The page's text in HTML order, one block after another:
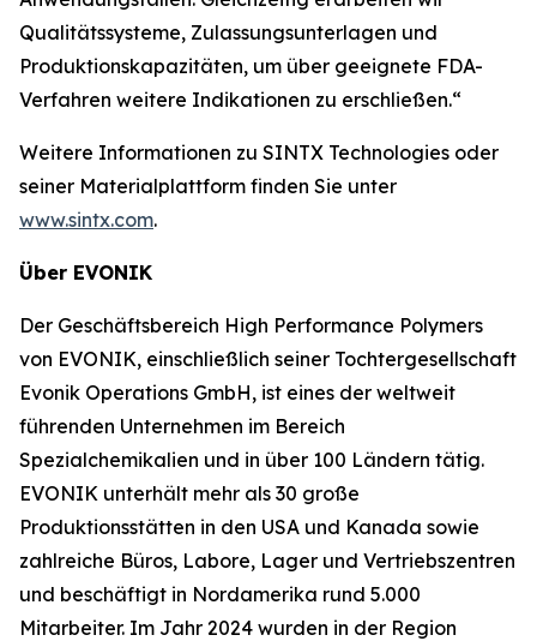
Qualitätssysteme, Zulassungsunterlagen und
Produktionskapazitäten, um über geeignete FDA-
Verfahren weitere Indikationen zu erschließen.“
Weitere Informationen zu SINTX Technologies oder
seiner Materialplattform finden Sie unter
www.sintx.com.
Über EVONIK
Der Geschäftsbereich High Performance Polymers
von EVONIK, einschließlich seiner Tochtergesellschaft
Evonik Operations GmbH, ist eines der weltweit
führenden Unternehmen im Bereich
Spezialchemikalien und in über 100 Ländern tätig.
EVONIK unterhält mehr als 30 große
Produktionsstätten in den USA und Kanada sowie
zahlreiche Büros, Labore, Lager und Vertriebszentren
und beschäftigt in Nordamerika rund 5.000
Mitarbeiter. Im Jahr 2024 wurden in der Region